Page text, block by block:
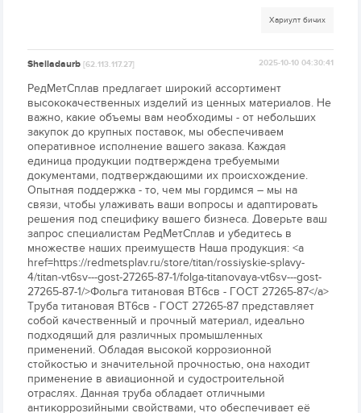
Хариулт бичих
Sheiladaurb[62.113.117.27] 2025-10-10 04:30:41
РедМетСплав предлагает широкий ассортимент
высококачественных изделий из ценных материалов. Не
важно, какие объемы вам необходимы - от небольших
закупок до крупных поставок, мы обеспечиваем
оперативное исполнение вашего заказа. Каждая
единица продукции подтверждена требуемыми
документами, подтверждающими их происхождение.
Опытная поддержка - то, чем мы гордимся – мы на
связи, чтобы улаживать ваши вопросы и адаптировать
решения под специфику вашего бизнеса. Доверьте ваш
запрос специалистам РедМетСплав и убедитесь в
множестве наших преимуществ Наша продукция: <a
href=https://redmetsplav.ru/store/titan/rossiyskie-splavy-
4/titan-vt6sv---gost-27265-87-1/folga-titanovaya-vt6sv---gost-
27265-87-1/>Фольга титановая ВТ6св - ГОСТ 27265-87</a>
Труба титановая ВТ6св - ГОСТ 27265-87 представляет
собой качественный и прочный материал, идеально
подходящий для различных промышленных
применений. Обладая высокой коррозионной
стойкостью и значительной прочностью, она находит
применение в авиационной и судостроительной
отраслях. Данная труба обладает отличными
антикоррозийными свойствами, что обеспечивает её